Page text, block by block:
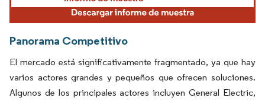
Panorama Competitivo
El mercado está significativamente fragmentado, ya que hay
varios actores grandes y pequeños que ofrecen soluciones.
Algunos de los principales actores incluyen General Electric,